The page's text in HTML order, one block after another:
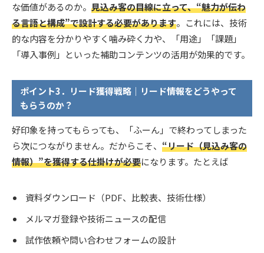
な価値があるのか。 見込み客の目線に立って、“魅力が伝わ
る言語と構成”で設計する必要があります。これには、技術
的な内容を分かりやすく噛み砕く力や、「用途」「課題」
「導入事例」といった補助コンテンツの活用が効果的です。
ポイント3．リード獲得戦略｜リード情報をどうやって
もらうのか？
好印象を持ってもらっても、「ふーん」で終わってしまった
ら次につながりません。だからこそ、 “リード（見込み客の
情報）”を獲得する仕掛けが必要になります。たとえば
資料ダウンロード（PDF、比較表、技術仕様）
メルマガ登録や技術ニュースの配信
試作依頼や問い合わせフォームの設計